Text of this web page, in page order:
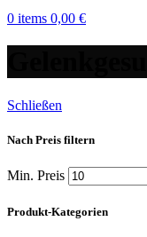
0 items 0,00 €
Schließen
Nach Preis filtern
Min. Preis
Produkt-Kategorien